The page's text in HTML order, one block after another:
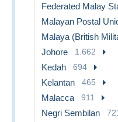
Federated Malay
Malayan Postal
Malaya (British
Johore 1.662
Kedah 694
Kelantan 465
Malacca 911
Negri Sembilan